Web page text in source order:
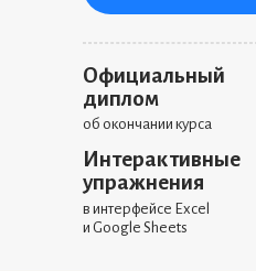
Официальный
диплом
об окончании курса
Интерактивные
упражнения
в интерфейсе Excel
и Google Sheets